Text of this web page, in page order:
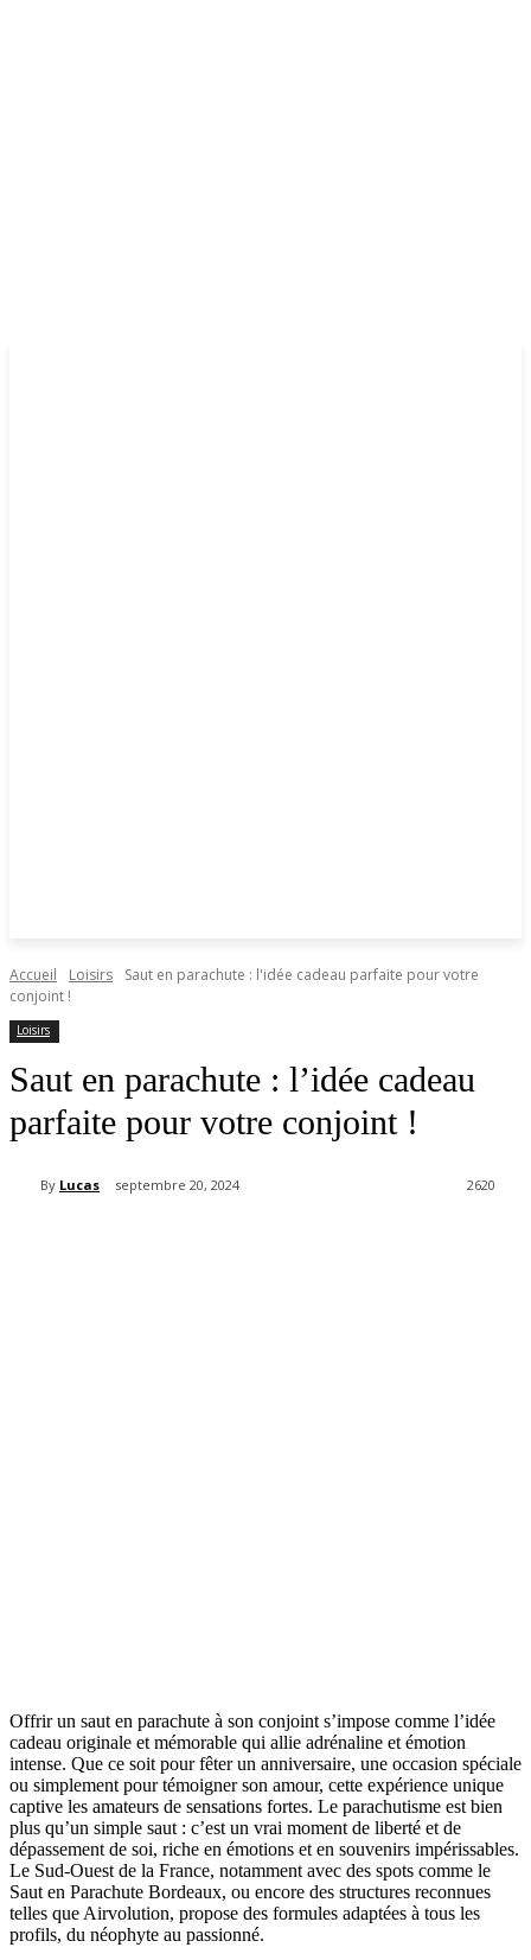
Accueil Loisirs
Saut en parachute : l'idée cadeau parfaite pour votre
conjoint !
Loisirs
Saut en parachute : l’idée cadeau
parfaite pour votre conjoint !
By Lucas septembre 20, 2024 2620
Offrir un saut en parachute à son conjoint s’impose comme l’idée
cadeau originale et mémorable qui allie adrénaline et émotion
intense. Que ce soit pour fêter un anniversaire, une occasion spéciale
ou simplement pour témoigner son amour, cette expérience unique
captive les amateurs de sensations fortes. Le parachutisme est bien
plus qu’un simple saut : c’est un vrai moment de liberté et de
dépassement de soi, riche en émotions et en souvenirs impérissables.
Le Sud-Ouest de la France, notamment avec des spots comme le
Saut en Parachute Bordeaux, ou encore des structures reconnues
telles que Airvolution, propose des formules adaptées à tous les
profils, du néophyte au passionné.